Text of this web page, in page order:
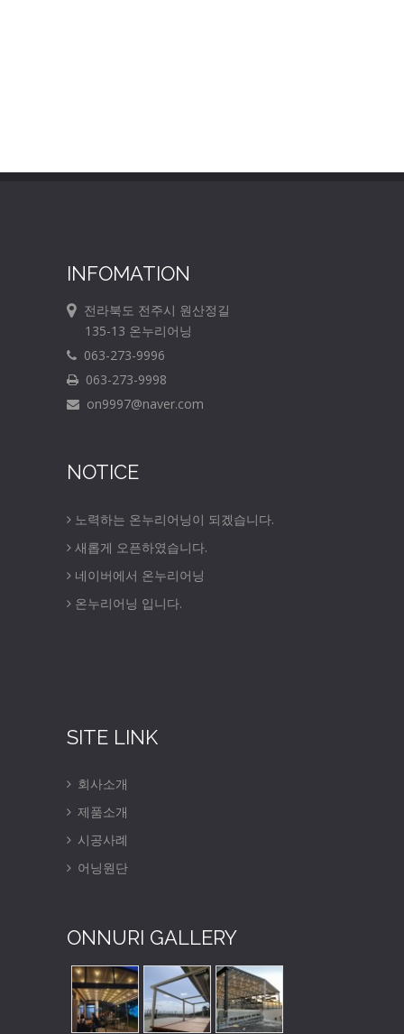
INFOMATION
전라북도 전주시 원산정길
135-13 온누리어닝
063-273-9996
063-273-9998
on9997@naver.com
NOTICE
노력하는 온누리어닝이 되겠습니다.
새롭게 오픈하였습니다.
네이버에서 온누리어닝
온누리어닝 입니다.
SITE LINK
회사소개
제품소개
시공사례
어닝원단
ONNURI GALLERY